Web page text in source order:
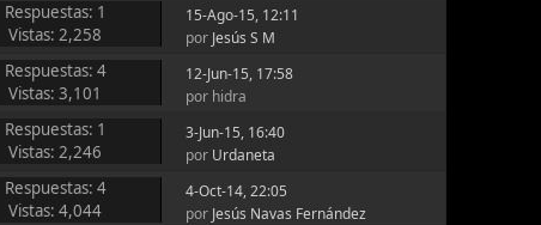
Respuestas: 1
Vistas: 2,258
15-Ago-15, 12:11
por Jesús S M
Respuestas: 4
Vistas: 3,101
12-Jun-15, 17:58
por hidra
Respuestas: 1
Vistas: 2,246
3-Jun-15, 16:40
por Urdaneta
Respuestas: 4
Vistas: 4,044
4-Oct-14, 22:05
por Jesús Navas Fernández